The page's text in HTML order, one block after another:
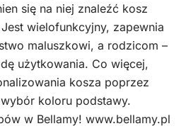
się na niej znaleźć kosz
wielofunkcyjny, zapewnia
maluszkowi, a rodzicom –
użytkowania. Co więcej,
kosza poprzez
koloru podstawy.
w Bellamy! www.bellamy.pl